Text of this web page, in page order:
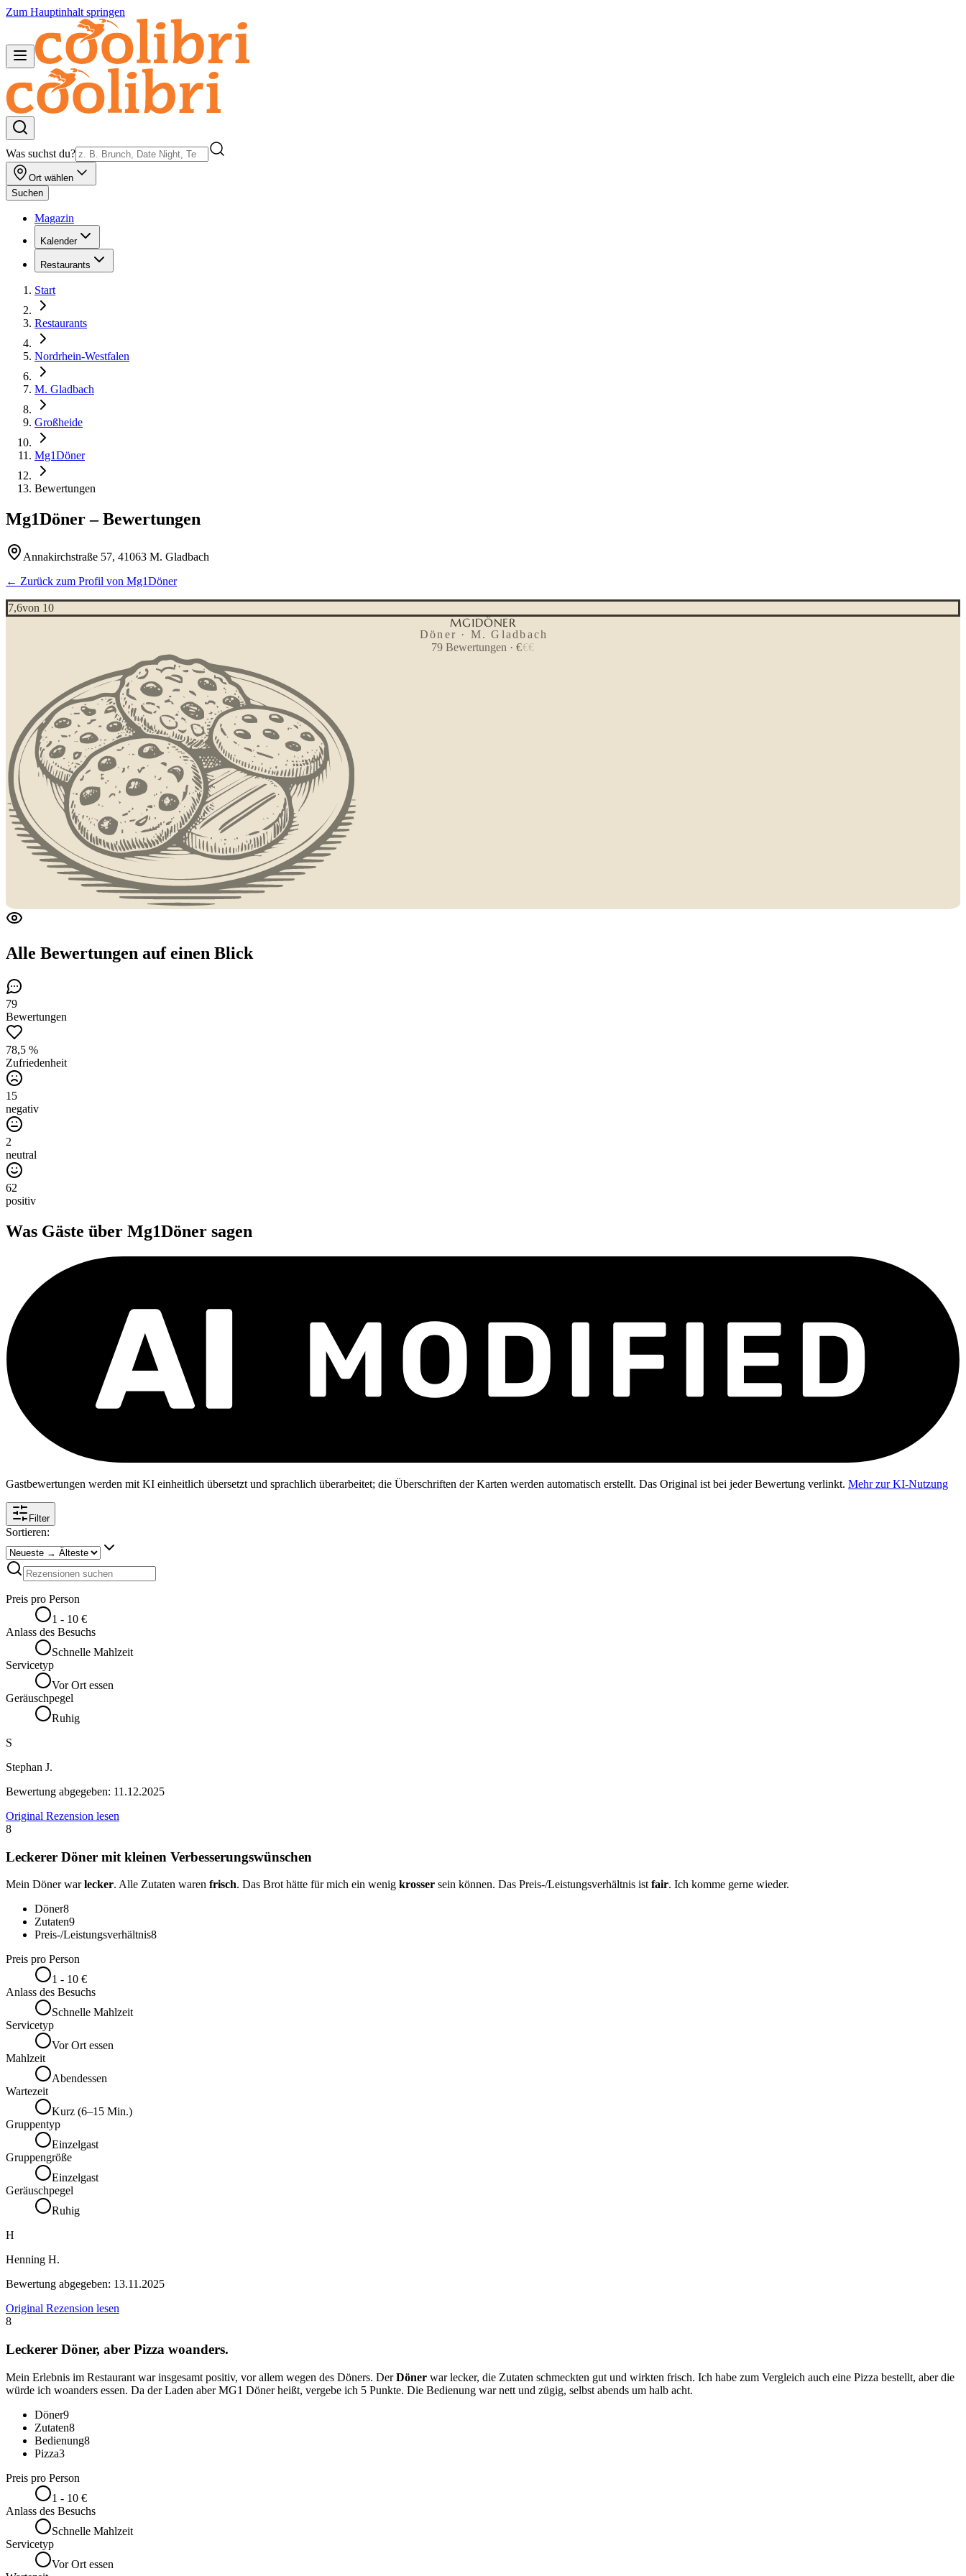
Zum Hauptinhalt springen
Was suchst du?
Ort wählen
Suchen
Magazin
Kalender
Restaurants
Start
Restaurants
Nordrhein-Westfalen
M. Gladbach
Großheide
Mg1Döner
Bewertungen
Mg1Döner – Bewertungen
Annakirchstraße 57, 41063 M. Gladbach
← Zurück zum Profil von Mg1Döner
7,6von 10
MG1DÖNER
Döner · M. Gladbach
79 Bewertungen ·€€€
Alle Bewertungen auf einen Blick
79
Bewertungen
78,5 %
Zufriedenheit
15
negativ
2
neutral
62
positiv
Was Gäste über Mg1Döner sagen
Gastbewertungen werden mit KI einheitlich übersetzt und sprachlich überarbeitet; die Überschriften der Karten werden automatisch erstellt. Das Original ist bei jeder Bewertung verlinkt. Mehr zur KI-Nutzung
Filter
Sortieren:
Preis pro Person
1 - 10 €
Anlass des Besuchs
Schnelle Mahlzeit
Servicetyp
Vor Ort essen
Geräuschpegel
Ruhig
S
Stephan J.
Bewertung abgegeben: 11.12.2025
Original Rezension lesen
8
Leckerer Döner mit kleinen Verbesserungswünschen
Mein Döner warlecker. Alle Zutaten waren frisch. Das Brot hätte für mich ein wenig krosser sein können. Das Preis-/Leistungsverhältnis istfair. Ich komme gerne wieder.
Döner8
Zutaten9
Preis-/Leistungsverhältnis8
Preis pro Person
1 - 10 €
Anlass des Besuchs
Schnelle Mahlzeit
Servicetyp
Vor Ort essen
Mahlzeit
Abendessen
Wartezeit
Kurz (6–15 Min.)
Gruppentyp
Einzelgast
Gruppengröße
Einzelgast
Geräuschpegel
Ruhig
H
Henning H.
Bewertung abgegeben: 13.11.2025
Original Rezension lesen
8
Leckerer Döner, aber Pizza woanders.
Mein Erlebnis im Restaurant war insgesamt positiv, vor allem wegen des Döners. DerDöner war lecker, die Zutaten schmeckten gut und wirkten frisch. Ich habe zum Vergleich auch eine Pizza bestellt, aber die
würde ich woanders essen. Da der Laden aber MG1 Döner heißt, vergebe ich 5 Punkte. Die Bedienung war nett und zügig, selbst abends um halb acht.
Döner9
Zutaten8
Bedienung8
Pizza3
Preis pro Person
1 - 10 €
Anlass des Besuchs
Schnelle Mahlzeit
Servicetyp
Vor Ort essen